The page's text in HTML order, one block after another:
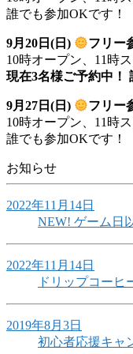
誰でも参加OKです！
9月20 日(日)
フリー
10時オープン、11時
現在3名様ご予約中！
9月27 日(日)
フリー
10時オープン、11時
誰でも参加OKです！
お知らせ
2022年11月14日
NEW! ゲーム日
2022年11月14日
ドリップコーヒ
2019年8月3日
初心者応援キャ